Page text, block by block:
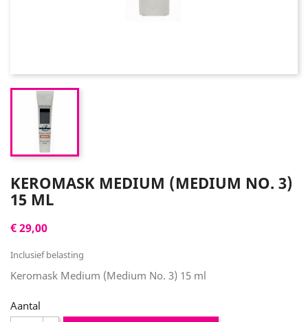
KEROMASK MEDIUM (MEDIUM NO. 3)
15 ML
€ 29,00
Inclusief belasting
Keromask Medium (Medium No. 3) 15 ml
Aantal